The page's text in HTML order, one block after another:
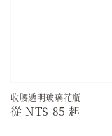
收腰透明玻璃花瓶
Regular
從NT$ 85 起